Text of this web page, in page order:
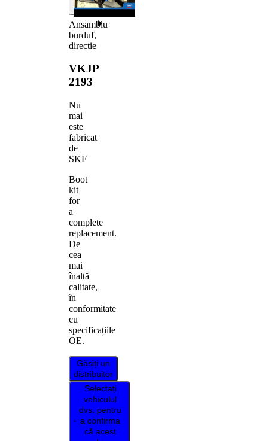
Ansamblu
burduf,
directie
VKJP
2193
Nu
mai
este
fabricat
de
SKF
Boot
kit
for
a
complete
replacement.
De
cea
mai
înaltă
calitate,
în
conformitate
cu
specificațiile
OE.
Găsiți un
distribuitor
Selectați
vehiculul
dvs. pentru
a confirma
că acest